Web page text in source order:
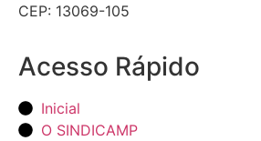
CEP: 13069-105
Acesso Rápido
Inicial
O SINDICAMP